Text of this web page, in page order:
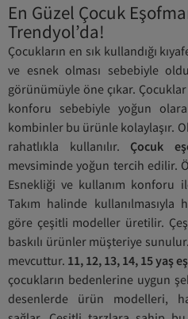
En Güzel Çocuk
Trendyol’da!
Çocukların en sık kullandığı
ve esnek olması sebebiyle
görünümüyle öne çıkar.
konforu sebebiyle yoğun
kombinler bu ürünle kolaylaşır.
rahatlıkla kullanılır. Çocuk
mevsiminde yoğun tercih edilir.
Esnekliği ve kullanım konforu
Takım halinde
göre çeşitli modeller üretilir.
baskılı ürünler müşteriye
mevcuttur. 11, 12, 13, 14, 15 yaş
çocukların bedenlerine uygun
desenlerde ürün modelleri,